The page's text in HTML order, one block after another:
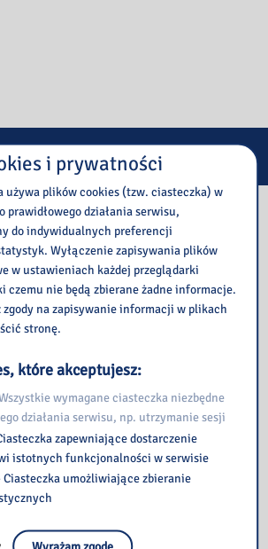
i prywatności
używa plików cookies (tzw. ciasteczka) w
prawidłowego działania serwisu,
do indywidualnych preferencji
Wyłączenie zapisywania plików
w ustawieniach każdej przeglądarki
czemu nie będą zbierane żadne informacje.
zgody na zapisywanie informacji w plikach
stronę.
które akceptujesz:
wymagane ciasteczka niezbędne
działania serwisu, np. utrzymanie sesji
zapewniające dostarczenie
istotnych funkcjonalności w serwisie
umożliwiające zbieranie